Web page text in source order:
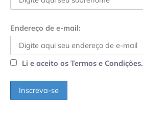
Endereço de e-mail:
Li e aceito os Termos e Condições.